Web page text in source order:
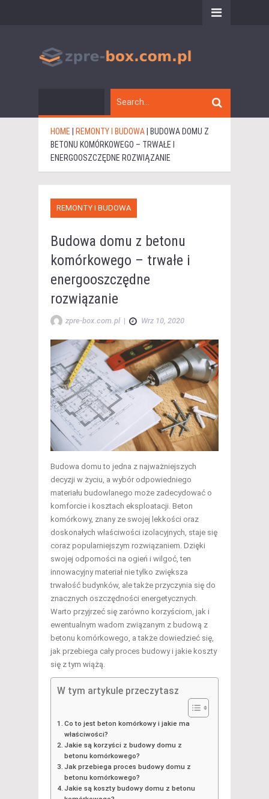
HOME REMONTY I BUDOWA
BUDOWA DOMU Z
BETONU KOMÓRKOWEGO – TRWAŁE I
ENERGOOSZCZĘDNE ROZWIĄZANIE
REMONTY I BUDOWA
Budowa domu z betonu
komórkowego – trwałe i
energooszczędne
rozwiązanie
zpre-box.com.pl | Wrz 10, 2020
Budowa domu to jedna z najważniejszych
decyzji w życiu, a wybór odpowiedniego
materiału budowlanego może zadecydować o
komforcie i kosztach eksploatacji. Beton
komórkowy, znany ze swojej lekkości oraz
doskonałych właściwości izolacyjnych, staje się
coraz popularniejszym rozwiązaniem. Dzięki
swojej odporności na ogień i wilgoć, ten
innowacyjny materiał nie tylko zwiększa
trwałość budynków, ale także przyczynia się do
znacznych oszczędności energetycznych.
Warto przyjrzeć się zarówno korzyściom, jak i
ewentualnym wadom związanym z budową z
betonu komórkowego, a także dowiedzieć się,
jak przebiega cały proces budowy i jakie koszty
się z tym wiążą.
W tym artykule przeczytasz
Co to jest beton komórkowy i jakie ma
właściwości?
Jakie są korzyści z budowy domu z
betonu komórkowego?
Jak przebiega proces budowy domu z
betonu komórkowego?
Jakie są koszty budowy domu z betonu